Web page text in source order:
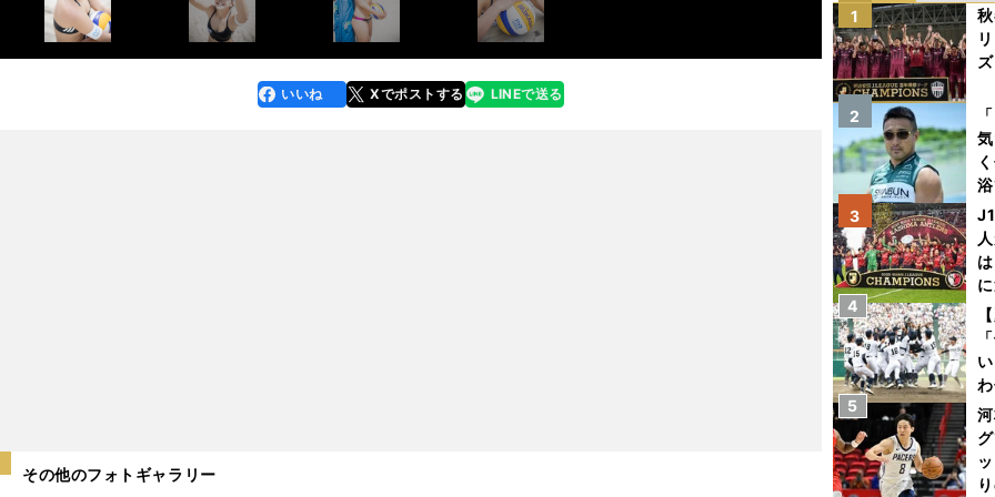
faceboo
k
いいね Xでポストする
line LINEで送る
その他のフォトギャラリー
1
2
3
4
5